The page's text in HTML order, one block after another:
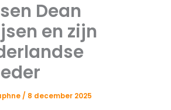
Dean
en zijn
/ 8 december 2025